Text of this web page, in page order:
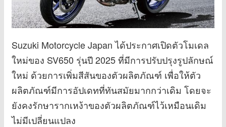
Suzuki Motorcycle Japan ได้ประกาศเปิดตัวโมเดล
ใหม่ของ SV650 รุ่นปี 2025 ที่มีการปรับปรุงรูปลักษณ์
ใหม่ ด้วยการเพิ่มสีสันของตัวผลิตภัณฑ์ เพื่อให้ตัว
ผลิตภัณฑ์มีการอัปเดทที่ทันสมัยมากกว่าเดิม โดยจะ
ยังคงรักษารากเหง้าของตัวผลิตภัณฑ์ไว้เหมือนเดิม
ไม่มีเปลี่ยนแปลง